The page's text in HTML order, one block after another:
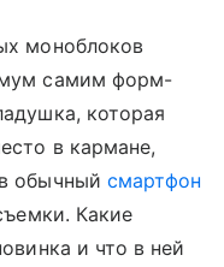
моноблоков
самим форм-
которая
в кармане,
обычный смартфон
Какие
и что в ней